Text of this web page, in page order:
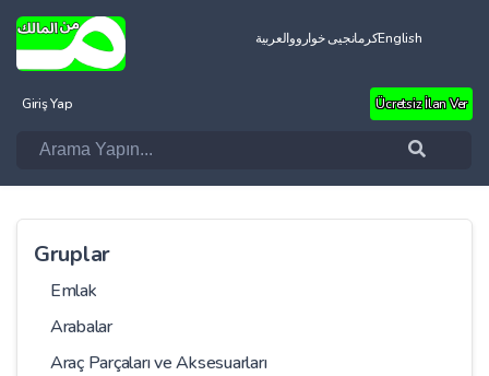
العربيةکرمانجیی خوارووEnglish
Giriş Yap Ücretsiz İlan Ver
Gruplar
Emlak
Arabalar
Araç Parçaları ve Aksesuarları